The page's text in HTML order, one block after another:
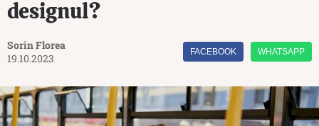
designul?
Sorin Florea
19.10.2023
FACEBOOK WHATSAPP